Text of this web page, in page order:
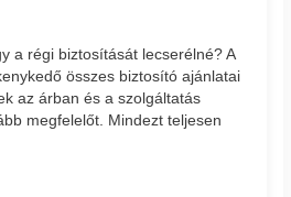
a régi biztosítását lecserélné? A
összes biztosító ajánlatai
az árban és a szolgáltatás
megfelelőt. Mindezt teljesen